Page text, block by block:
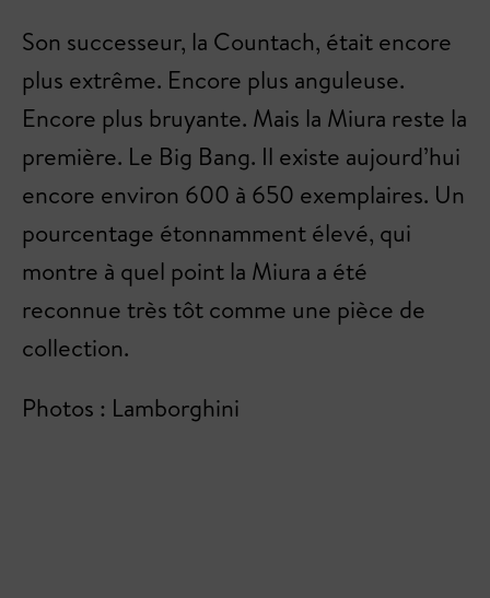
Son successeur, la Countach, était encore
plus extrême. Encore plus anguleuse.
Encore plus bruyante. Mais la Miura reste la
première. Le Big Bang. Il existe aujourd’hui
encore environ 600 à 650 exemplaires. Un
pourcentage étonnamment élevé, qui
montre à quel point la Miura a été
reconnue très tôt comme une pièce de
collection.
Photos : Lamborghini